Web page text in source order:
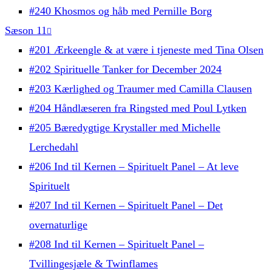
#240 Khosmos og håb med Pernille Borg
Sæson 11
#201 Ærkeengle & at være i tjeneste med Tina Olsen
#202 Spirituelle Tanker for December 2024
#203 Kærlighed og Traumer med Camilla Clausen
#204 Håndlæseren fra Ringsted med Poul Lytken
#205 Bæredygtige Krystaller med Michelle
Lerchedahl
#206 Ind til Kernen – Spirituelt Panel – At leve
Spirituelt
#207 Ind til Kernen – Spirituelt Panel – Det
overnaturlige
#208 Ind til Kernen – Spirituelt Panel –
Tvillingesjæle & Twinflames